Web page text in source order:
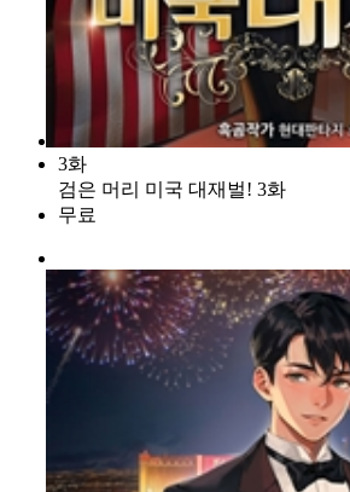
3화
검은 머리 미국 대재벌! 3화
무료